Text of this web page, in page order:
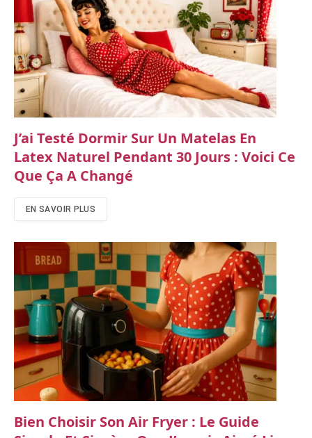
J’ai Testé Dormir Sur Un Matelas En
Latex Naturel Pendant 30 Jours : Voici Ce
Que Ça A Changé
EN SAVOIR PLUS
Bien Choisir Son Air Fryer : Le Guide